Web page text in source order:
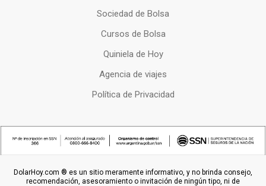
Sociedad de Bolsa
Cursos de Bolsa
Quiniela de Hoy
Agencia de viajes
Política de Privacidad
DolarHoy.com ® es un sitio meramente informativo, y no brinda consejo,
recomendación, asesoramiento o invitación de ningún tipo, ni de